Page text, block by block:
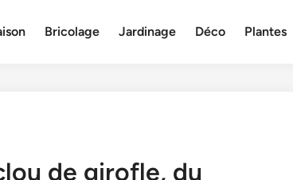
Bricolage Jardinage Déco Plantes
de girofle, du